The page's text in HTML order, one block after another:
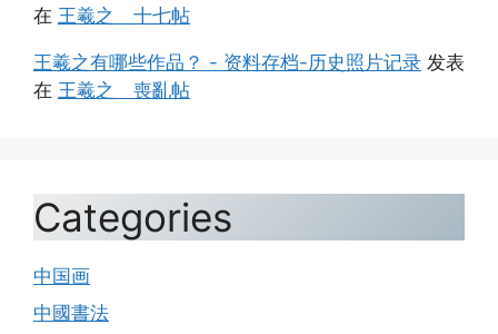
在 王羲之 十七帖
王羲之有哪些作品？ - 资料存档-历史照片记录 发表
在 王羲之 喪亂帖
Categories
中国画
中國書法